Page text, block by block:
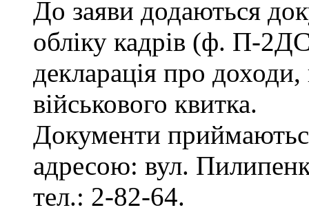
До заяви додаються
обліку кадрів (ф. П-
декларація про доходи,
військового квитка.
Документи
адресою: вул.
тел.: 2-82-64.